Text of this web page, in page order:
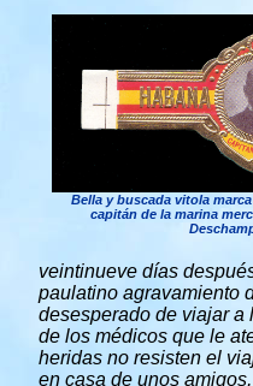
Bella y buscada vitola
capitán de la marina
veintinueve días
paulatino agravamiento
desesperado de viajar a
de los médicos que le
heridas no resisten el
en casa de unos